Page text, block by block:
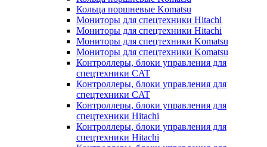
Кольца поршневые Komatsu
Мониторы для спецтехники Hitachi
Мониторы для спецтехники Hitachi
Мониторы для спецтехники Komatsu
Мониторы для спецтехники Komatsu
Контроллеры, блоки управления для
спецтехники CAT
Контроллеры, блоки управления для
спецтехники CAT
Контроллеры, блоки управления для
спецтехники Hitachi
Контроллеры, блоки управления для
спецтехники Hitachi